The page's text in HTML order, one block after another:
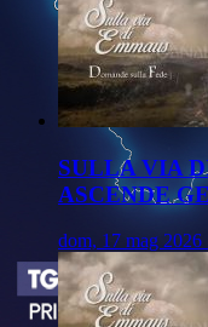
SULLA VIA
ASCENDE
dom, 17 mag 2026